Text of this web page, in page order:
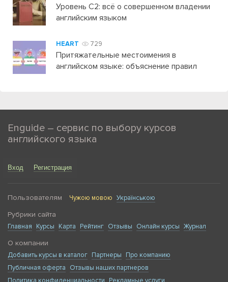
Уровень C2: всё о совершенном владении
английским языком
HEART 729
Притяжательные местоимения в
английском языке: объяснение правил
Enguide – сервис по выбору курсов
английского языка
Вход Регистрация
Пользователям Чужою мовою Українською
Рубрики сайта
Главная Курсы Карта Рейтинг Отзывы Онлайн курсы Журнал
О компании
Добавить курсы в каталог Партнеры
Про компанию
Публичная оферта
Отзывы наших партнеров